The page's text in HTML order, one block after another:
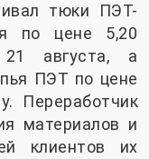
тюки ПЭТ-
по цене 5,20
21 августа, а
ПЭТ по цене
Переработчик
материалов и
клиентов их